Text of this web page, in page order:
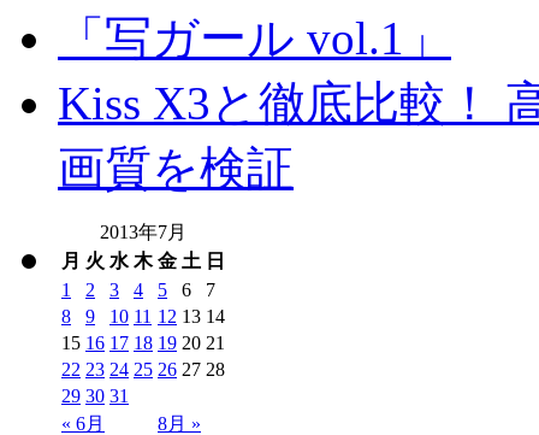
「写ガール vol.1」
Kiss X3と徹底比較！
画質を検証
2013年7月
月 火 水 木 金 土 日
« 6月 8月 »
1 2 3 4 5 6
7
8
9 10 11 12 13 14
15 16 17 18 19 20 21
22 23 24 25 26 27 28
29 30 31